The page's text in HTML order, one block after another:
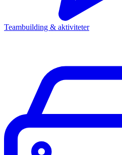
Teambuilding & aktiviteter